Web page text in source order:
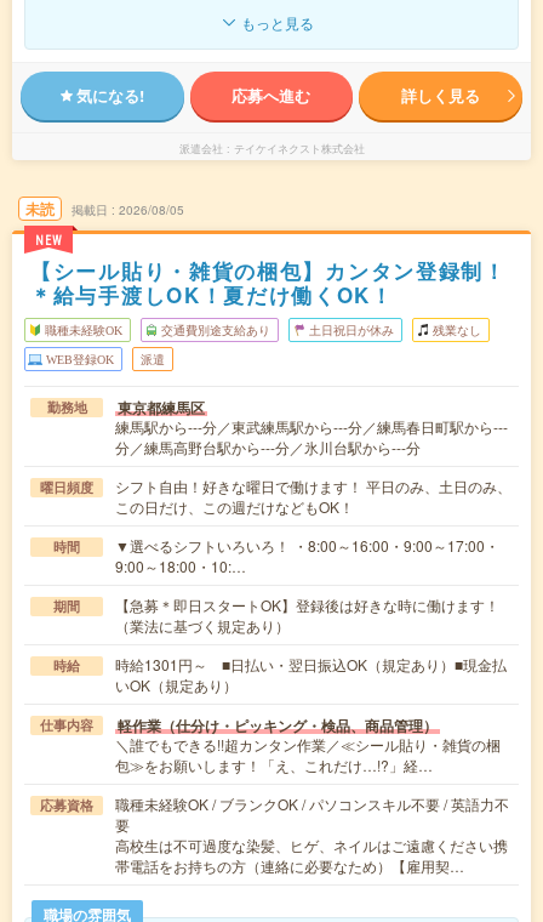
もっと見る
気になる! 応募へ進む 詳しく見る
派遣会社 テイケイネクスト株式会社
未読
NEW
掲載日 2026/08/05
【シール貼り・雑貨の梱包】カンタン登録制！
＊給与手渡しOK！夏だけ働くOK！
職種未経験OK 交通費別途支給あり 土日祝日が休み 残業なし
WEB登録OK 派遣
勤務地 東京都練馬区
練馬駅から---分／東武練馬駅から---分／練馬春日町駅から---
分／練馬高野台駅から---分／氷川台駅から---分
曜日頻度
シフト自由！好きな曜日で働けます！ 平日のみ、土日のみ、
この日だけ、この週だけなどもOK！
時間
▼選べるシフトいろいろ！ ・8:00～16:00・9:00～17:00・
9:00～18:00・10:…
期間
【急募＊即日スタートOK】登録後は好きな時に働けます！
（業法に基づく規定あり）
時給
時給1301円～ ■日払い・翌日振込OK（規定あり）■現金払
いOK（規定あり）
仕事内容 軽作業（仕分け・ピッキング・検品、商品管理）
＼誰でもできる!!超カンタン作業／≪シール貼り・雑貨の梱
包≫をお願いします！「え、これだけ…!?」経…
応募資格
職種未経験OK / ブランクOK / パソコンスキル不要 / 英語力不
要
高校生は不可過度な染髪、ヒゲ、ネイルはご遠慮ください携
帯電話をお持ちの方（連絡に必要なため）【雇用契…
職場の雰囲気